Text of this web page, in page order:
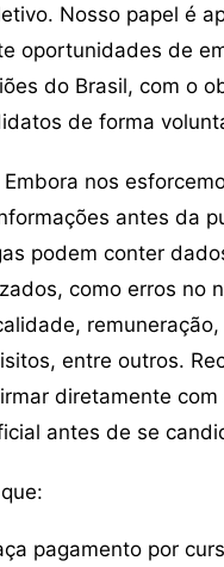
Nosso papel é
oportunidades de
do Brasil, com o
de forma
Embora nos
antes da
podem conter
como erros no
entre outros.
diretamente com
antes de se
pagamento por